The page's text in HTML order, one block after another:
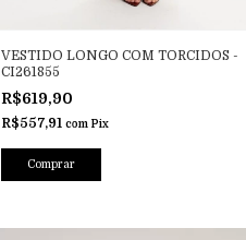
VESTIDO LONGO COM TORCIDOS -
CI261855
R$619,90
R$557,91com Pix
Comprar